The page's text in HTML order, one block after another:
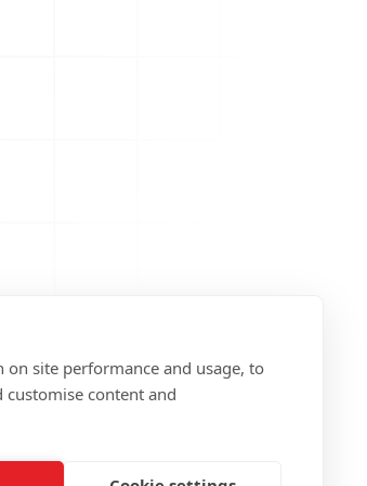
site performance and usage, to
customise content and